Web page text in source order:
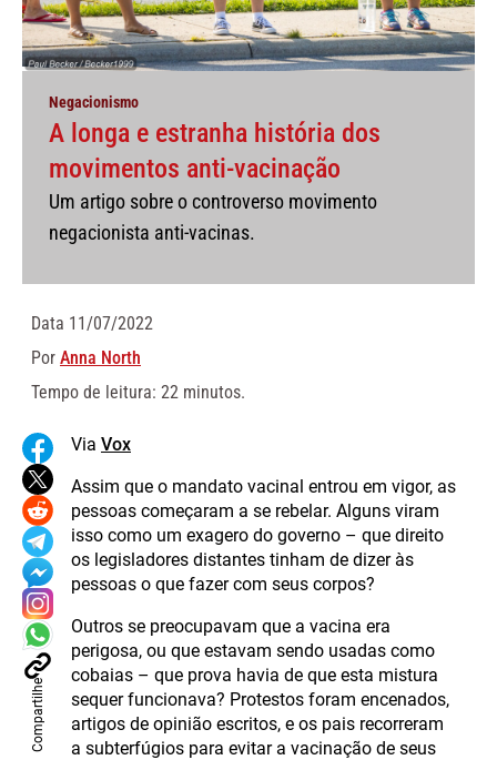
Negacionismo
A longa e estranha história dos
movimentos anti-vacinação
Um artigo sobre o controverso movimento
negacionista anti-vacinas.
Data 11/07/2022
Por Anna North
Tempo de leitura: 22 minutos.
Compartilhe
Via Vox
Assim que o mandato vacinal entrou em vigor, as
pessoas começaram a se rebelar. Alguns viram
isso como um exagero do governo – que direito
os legisladores distantes tinham de dizer às
pessoas o que fazer com seus corpos?
Outros se preocupavam que a vacina era
perigosa, ou que estavam sendo usadas como
cobaias – que prova havia de que esta mistura
sequer funcionava? Protestos foram encenados,
artigos de opinião escritos, e os pais recorreram
a subterfúgios para evitar a vacinação de seus